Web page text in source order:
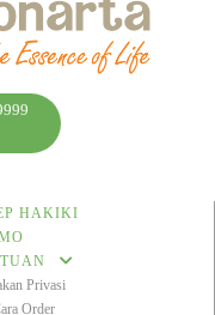
HAKIKI
Privasi
Order